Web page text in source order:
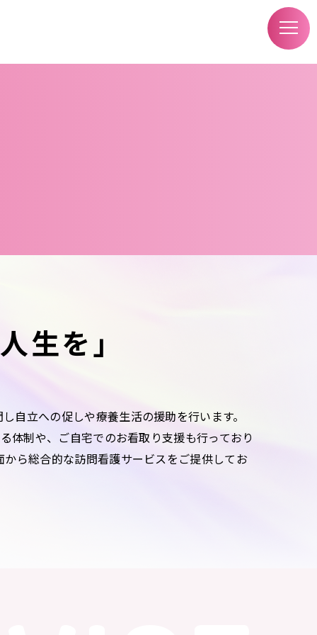
生を」
自立への促しや療養生活の援助を行います。
体制や、ご自宅でのお看取り支援も行っており
ら総合的な訪問看護サービスをご提供してお